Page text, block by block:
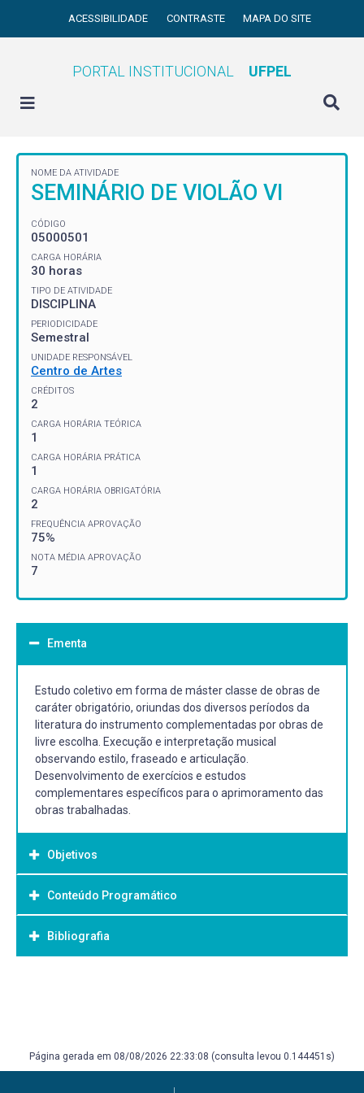
ACESSIBILIDADE CONTRASTE MAPA DO SITE
PORTAL INSTITUCIONAL UFPEL
NOME DA ATIVIDADE
SEMINÁRIO DE VIOLÃO VI
CÓDIGO
05000501
CARGA HORÁRIA
30 horas
TIPO DE ATIVIDADE
DISCIPLINA
PERIODICIDADE
Semestral
UNIDADE RESPONSÁVEL
Centro de Artes
CRÉDITOS
2
CARGA HORÁRIA TEÓRICA
1
CARGA HORÁRIA PRÁTICA
1
CARGA HORÁRIA OBRIGATÓRIA
2
FREQUÊNCIA APROVAÇÃO
75%
NOTA MÉDIA APROVAÇÃO
7
Ementa
Estudo coletivo em forma de máster classe de obras de
caráter obrigatório, oriundas dos diversos períodos da
literatura do instrumento complementadas por obras de
livre escolha. Execução e interpretação musical
observando estilo, fraseado e articulação.
Desenvolvimento de exercícios e estudos
complementares específicos para o aprimoramento das
obras trabalhadas.
Objetivos
Objetivo Geral:
Esta disciplina tem por objetivo geral a abordagem
coletiva da técnica e interpretação violonística em
Conteúdo Programático
Bibliografia
1996. CARLEVARO, Abel. Escuela de La Guitarra. Buenos
Página gerada em 08/08/2026 22:33:08 (consulta levou 0.144451s)